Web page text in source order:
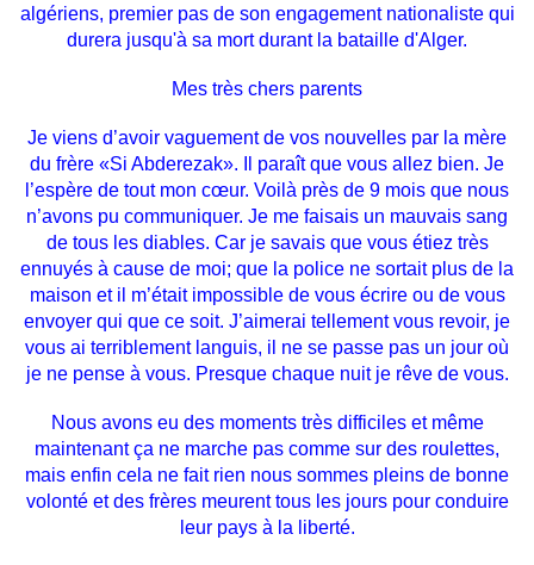
algériens, premier pas de son engagement nationaliste qui
durera jusqu'à sa mort durant la bataille d'Alger.
Mes très chers parents
Je viens d’avoir vaguement de vos nouvelles par la mère
du frère «Si Abderezak». Il paraît que vous allez bien. Je
l’espère de tout mon cœur. Voilà près de 9 mois que nous
n’avons pu communiquer. Je me faisais un mauvais sang
de tous les diables. Car je savais que vous étiez très
ennuyés à cause de moi; que la police ne sortait plus de la
maison et il m’était impossible de vous écrire ou de vous
envoyer qui que ce soit. J’aimerai tellement vous revoir, je
vous ai terriblement languis, il ne se passe pas un jour où
je ne pense à vous. Presque chaque nuit je rêve de vous.
Nous avons eu des moments très difficiles et même
maintenant ça ne marche pas comme sur des roulettes,
mais enfin cela ne fait rien nous sommes pleins de bonne
volonté et des frères meurent tous les jours pour conduire
leur pays à la liberté.